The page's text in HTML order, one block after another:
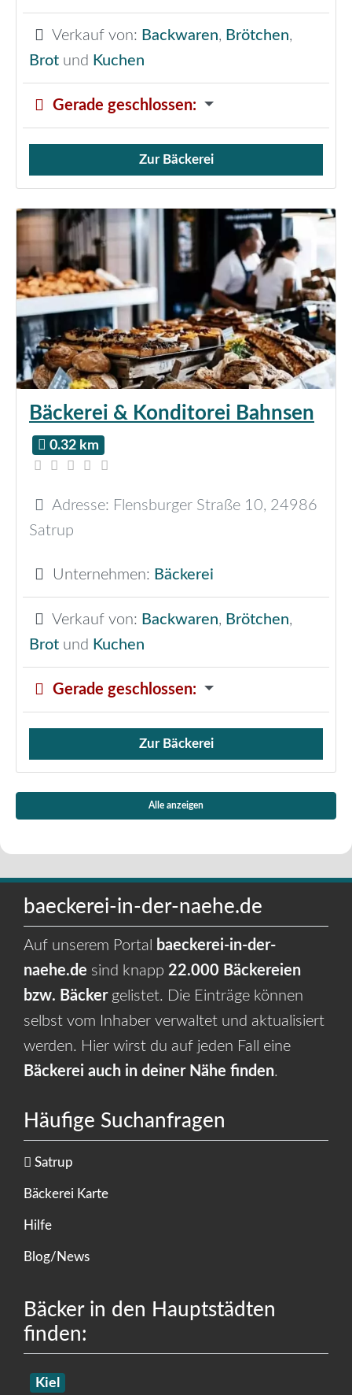
Verkauf von: Backwaren, Brötchen,
Brot und Kuchen
Gerade geschlossen:
Verkauf von Brötchen,
Zur Bäckerei
Bäckerei & Konditorei Bahnsen
0.32 km
Adresse: Flensburger Straße 10, 24986
Satrup
Unternehmen: Bäckerei
Verkauf von: Backwaren, Brötchen,
Brot und Kuchen
Gerade geschlossen:
Verkauf von Brötchen,
Zur Bäckerei
Alle anzeigen
baeckerei-in-der-naehe.de
Auf unserem Portal
baeckerei-in-der-
naehe.de sind knapp 22.000 Bäckereien
bzw. Bäckergelistet. Die Einträge können
selbst vom Inhaber verwaltet und aktualisiert
werden. Hier wirst du auf jeden Fall eine
Bäckerei auch in deiner Nähe finden.
Häufige Suchanfragen
Satrup
Bäckerei Karte
Hilfe
Blog/News
Bäcker in den Hauptstädten
finden:
Kiel